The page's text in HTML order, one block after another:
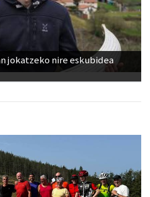
jokatzeko nire eskubidea